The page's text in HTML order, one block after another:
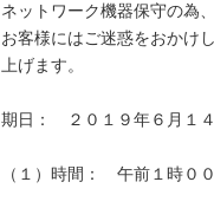
ネットワーク機器保守の為
お客様にはご迷惑をおかけ
上げます。
期日：　２０１９年６月１
（１）時間：　午前１時０